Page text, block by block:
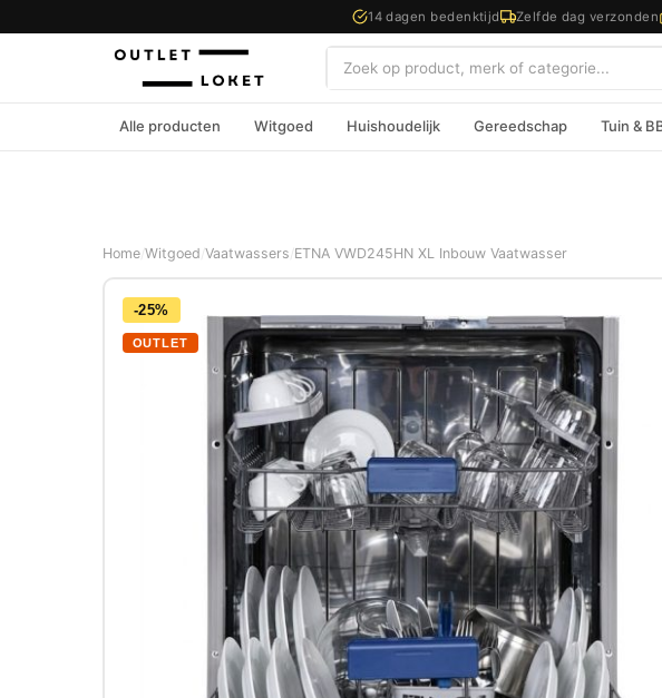
14 dagen bedenktijd Zelfde dag verzonden
Zoeken
Alle producten Witgoed Huishoudelijk Gereedschap Tuin &
Home Witgoed Vaatwassers ETNA VWD245HN XL Inbouw Vaatwasser
-25%
OUTLET